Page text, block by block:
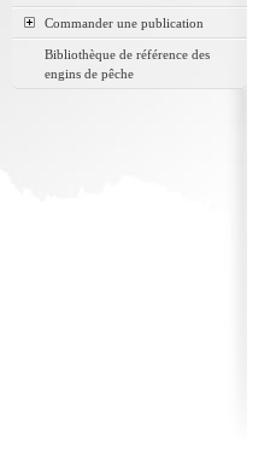
Commander une publication
Bibliothèque de référence des
engins de pêche